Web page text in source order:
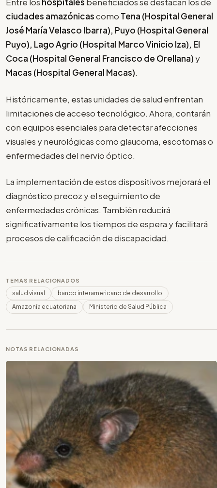
ciudades amazónicascomo Tena (Hospital General
José María Velasco Ibarra), Puyo (Hospital General
Puyo), Lago Agrio (Hospital Marco Vinicio Iza), El
Coca (Hospital General Francisco de Orellana) y
Macas (Hospital General Macas).
Históricamente, estas unidades de salud enfrentan
limitaciones de acceso tecnológico. Ahora, contarán
con equipos esenciales para detectar afecciones
visuales y neurológicas como glaucoma, escotomas o
enfermedades del nervio óptico.
La implementación de estos dispositivos mejorará el
diagnóstico precoz y el seguimiento de
enfermedades crónicas. También reducirá
significativamente los tiempos de espera y facilitará
procesos de calificación de discapacidad.
TEMAS RELACIONADOS
salud visual
banco interamericano de desarrollo
Amazonía ecuatoriana
Ministerio de Salud Pública
NOTAS RELACIONADAS